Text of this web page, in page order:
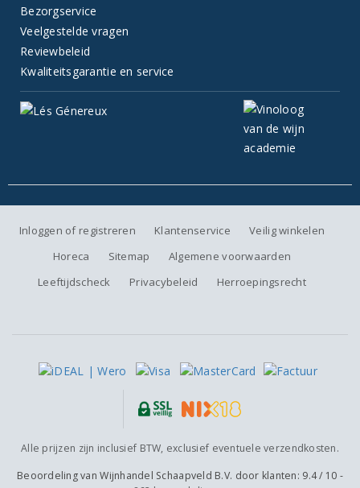
Bezorgservice
Veelgestelde vragen
Reviewbeleid
Kwaliteitsgarantie en service
Inloggen of registreren Klantenservice
Veilig winkelen
Horeca
Sitemap
Algemene voorwaarden
Leeftijdscheck
Privacybeleid Herroepingsrecht
Alle prijzen zijn inclusief BTW, exclusief eventuele verzendkosten.
Beoordeling vanWijnhandel Schaapveld B.V. door klanten: 9.4/ 10 -